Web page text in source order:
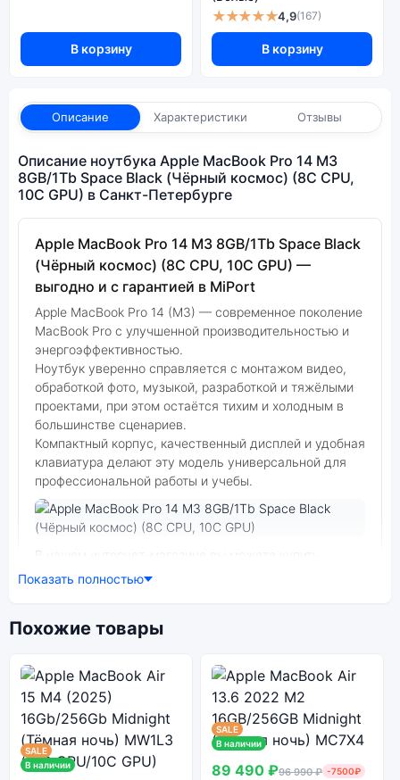
В корзину
★★★★★4,9(167)
В корзину
Описание Характеристики Отзывы
Описание ноутбука Apple MacBook Pro 14 M3
8GB/1Tb Space Black (Чёрный космос) (8C CPU,
10C GPU) в Санкт-Петербурге
Apple MacBook Pro 14 M3 8GB/1Tb Space Black
(Чёрный космос) (8C CPU, 10C GPU) —
выгодно и с гарантией в MiPort
Apple MacBook Pro 14 (M3) — современное поколение
MacBook Pro с улучшенной производительностью и
энергоэффективностью.
Ноутбук уверенно справляется с монтажом видео,
обработкой фото, музыкой, разработкой и тяжёлыми
проектами, при этом остаётся тихим и холодным в
большинстве сценариев.
Компактный корпус, качественный дисплей и удобная
клавиатура делают эту модель универсальной для
профессиональной работы и учебы.
В нашем интернет-магазине вы можете купить
оригинальный ноутбук Apple MacBook Pro 14 M3
MacBook Pro 14 M3 (2023) зависит от выбранной
ноутбук Apple MacBook Pro 14 M3 8GB/1Tb Space
Black (Чёрный космос) (8C CPU, 10C GPU) — удачное
сочетание цены, производительности и дизайна.
Модель доступна в разных конфигурациях и цветах
— выбирайте под свои задачи.
Показать полностью
Похожие товары
SALE
В наличии
SALE
В наличии
89 490 ₽96 990 ₽ -7500₽